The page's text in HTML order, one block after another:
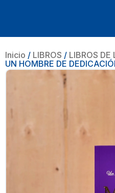
Inicio / LIBROS / LIBROS DE
UN HOMBRE DE